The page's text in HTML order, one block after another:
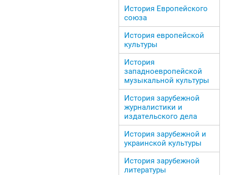
История Европейского
союза
История европейской
культуры
История
западноевропейской
музыкальной культуры
История зарубежной
журналистики и
издательского дела
История зарубежной и
украинской культуры
История зарубежной
литературы